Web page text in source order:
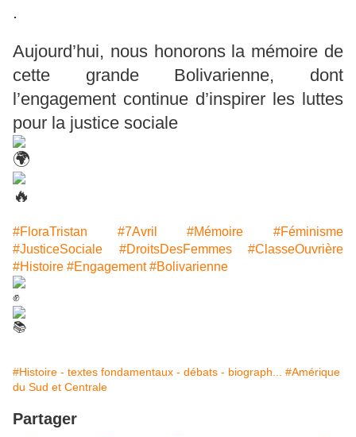
.
Aujourd’hui, nous honorons la mémoire de
cette grande Bolivarienne, dont
l’engagement continue d’inspirer les luttes
pour la justice sociale
#FloraTristan #7Avril #Mémoire
#Féminisme
#JusticeSociale
#DroitsDesFemmes
#ClasseOuvrière
#Histoire #Engagement #Bolivarienne
#Histoire - textes fondamentaux - débats - biograph...
#Amérique
du Sud et Centrale
Partager